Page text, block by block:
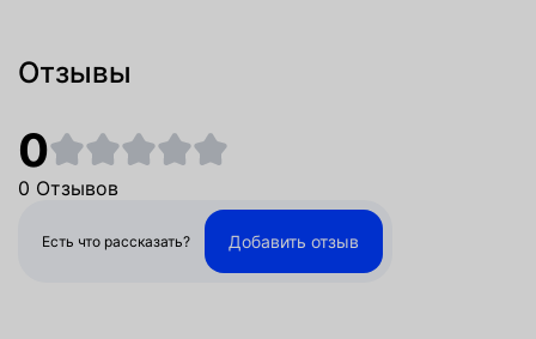
Отзывы
0
0 Отзывов
Есть что рассказать? Добавить отзыв